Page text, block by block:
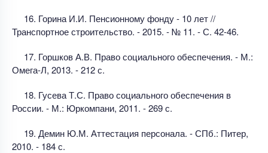
16. Горина И.И. Пенсионному фонду - 10 лет //
Транспортное строительство. - 2015. - № 11. - С. 42-46.
17. Горшков А.В. Право социального обеспечения. - М.:
Омега-Л, 2013. - 212 с.
18. Гусева Т.С. Право социального обеспечения в
России. - М.: Юркомпани, 2011. - 269 с.
19. Демин Ю.М. Аттестация персонала. - СПб.: Питер,
2010. - 184 с.